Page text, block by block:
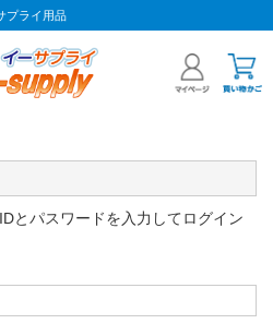
プライ用品
とパスワードを入力してログイン